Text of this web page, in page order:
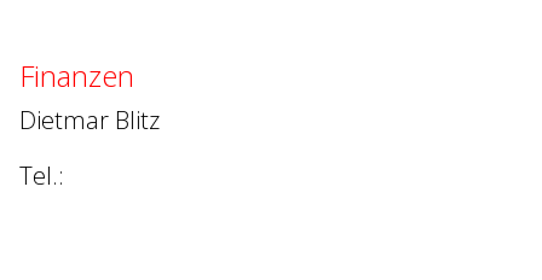
Finanzen
Dietmar Blitz
Tel.: